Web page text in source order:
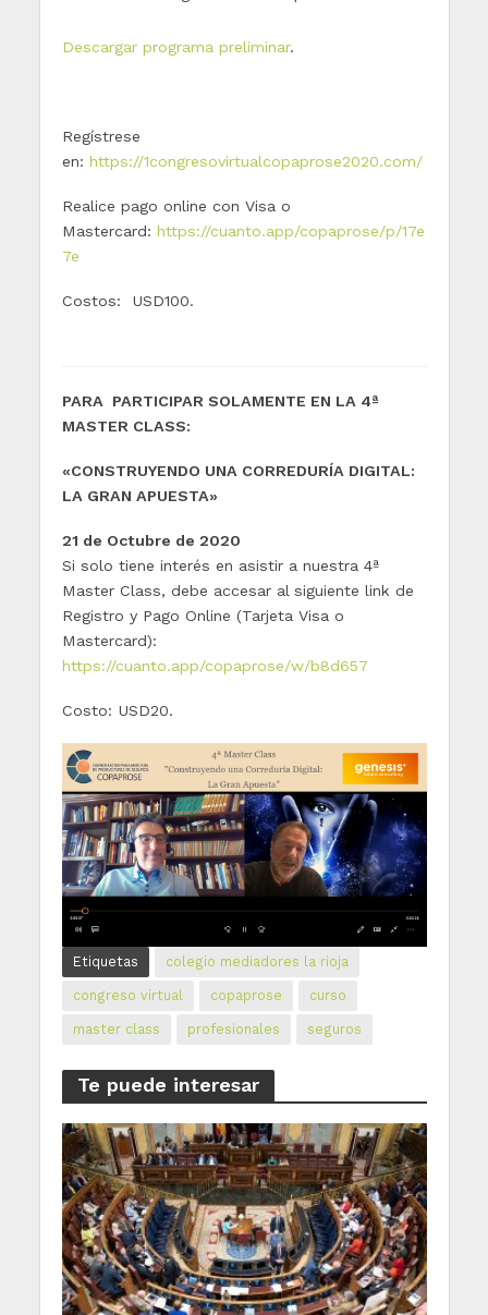
Descargar programa preliminar.
​Regístrese
en: https://1congresovirtualcopaprose2020.com/
Realice pago online con Visa o
Mastercard: https://cuanto.app/copaprose/p/17e
7e
Costos: USD100.
PARA PARTICIPAR SOLAMENTE EN LA 4ª
MASTER CLASS:
«CONSTRUYENDO UNA CORREDURÍA DIGITAL:
LA GRAN APUESTA»
21 de Octubre de 2020
Si solo tiene interés en asistir a nuestra 4ª
Master Class, debe accesar al siguiente link de
Registro y Pago Online (Tarjeta Visa o
Mastercard):
https://cuanto.app/copaprose/w/b8d657
Costo: USD20.
Etiquetas colegio mediadores la rioja
congreso virtual copaprose curso
master class profesionales seguros
Te puede interesar